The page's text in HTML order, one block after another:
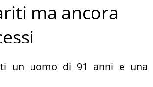
ma ancora
un uomo di 91 anni e una